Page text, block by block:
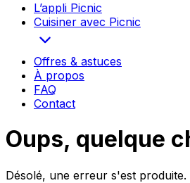
L’appli Picnic
Cuisiner avec Picnic
Offres & astuces
À propos
FAQ
Contact
Oups, quelque
Désolé, une erreur s'est